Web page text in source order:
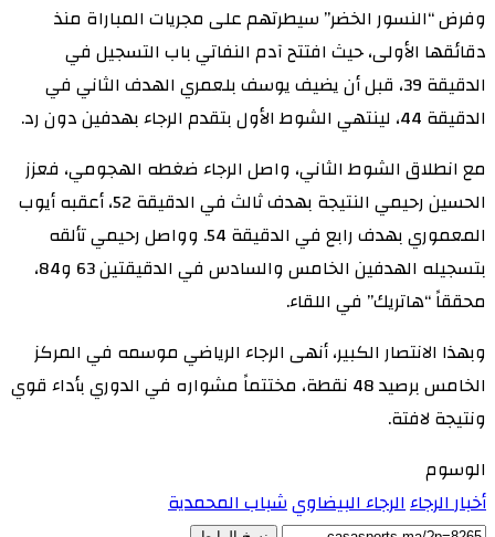
وفرض “النسور الخضر” سيطرتهم على مجريات المباراة منذ
دقائقها الأولى، حيث افتتح آدم النفاتي باب التسجيل في
الدقيقة 39، قبل أن يضيف يوسف بلعمري الهدف الثاني في
الدقيقة 44، لينتهي الشوط الأول بتقدم الرجاء بهدفين دون رد.
مع انطلاق الشوط الثاني، واصل الرجاء ضغطه الهجومي، فعزز
الحسين رحيمي النتيجة بهدف ثالث في الدقيقة 52، أعقبه أيوب
المعموري بهدف رابع في الدقيقة 54. وواصل رحيمي تألقه
بتسجيله الهدفين الخامس والسادس في الدقيقتين 63 و84،
محققاً “هاتريك” في اللقاء.
وبهذا الانتصار الكبير، أنهى الرجاء الرياضي موسمه في المركز
الخامس برصيد 48 نقطة، مختتماً مشواره في الدوري بأداء قوي
ونتيجة لافتة.
الوسوم
أخبار الرجاءالرجاء البيضاويشباب المحمدية